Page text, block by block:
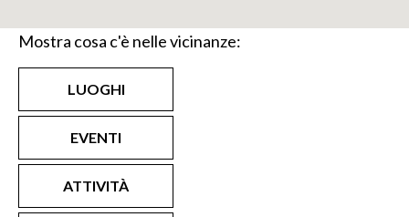
Mostra cosa c'è nelle vicinanze:
LUOGHI
EVENTI
ATTIVITÀ